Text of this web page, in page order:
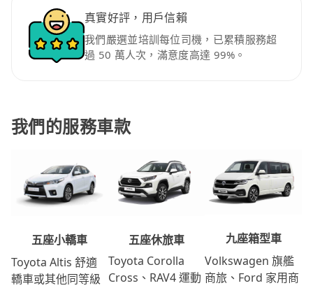
真實好評，用戶信賴
我們嚴選並培訓每位司機，已累積服務超
過 50 萬人次，滿意度高達 99%。
我們的服務車款
五座小轎車
Toyota Altis 舒適
轎車或其他同等級
五座休旅車
Toyota Corolla
Cross、RAV4 運動
九座箱型車
Volkswagen 旗艦
商旅、Ford 家用商